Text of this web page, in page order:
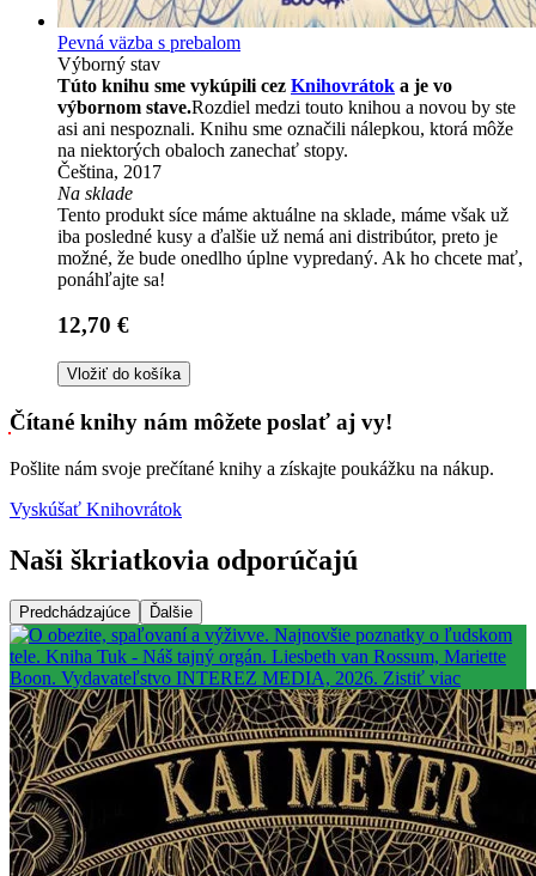
Pevná väzba s prebalom
Výborný stav
Túto knihu sme vykúpili cez Knihovrátok a je vo
výbornom stave.Rozdiel medzi touto knihou a novou by ste
asi ani nespoznali. Knihu sme označili nálepkou, ktorá môže
na niektorých obaloch zanechať stopy.
Čeština, 2017
Na sklade
Tento produkt síce máme aktuálne na sklade, máme však už
iba posledné kusy a ďalšie už nemá ani distribútor, preto je
možné, že bude onedlho úplne vypredaný. Ak ho chcete mať,
ponáhľajte sa!
12,70 €
Vložiť do košíka
Čítané knihy nám môžete poslať aj vy!
Pošlite nám svoje prečítané knihy a získajte poukážku na nákup.
Vyskúšať Knihovrátok
Naši škriatkovia odporúčajú
Predchádzajúce Ďalšie